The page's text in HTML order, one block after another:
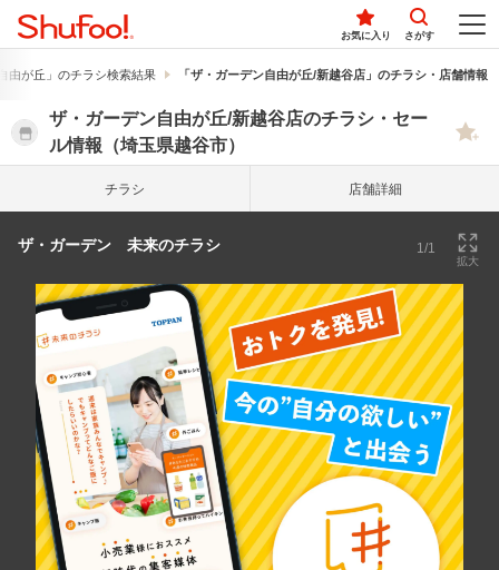
お気に入り さがす
由が丘」のチラシ検索結果 「ザ・ガーデン自由が丘/新越谷店」のチラシ・店舗情報
ザ・ガーデン自由が丘/新越谷店のチラシ・セー
ル情報（埼玉県越谷市）
チラシ 店舗詳細
ザ・ガーデン 未来のチラシ 1/1
拡大